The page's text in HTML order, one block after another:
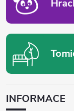
INFORMACE